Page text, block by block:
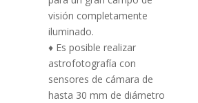
visión completamente
iluminado.
♦ Es posible realizar
astrofotografía con
sensores de cámara de
hasta 30 mm de diámetro